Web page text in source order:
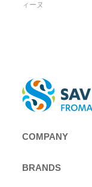
ィーヌ
COMPANY
BRANDS